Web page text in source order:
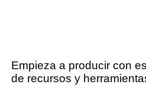
Empieza a producir con
de recursos y